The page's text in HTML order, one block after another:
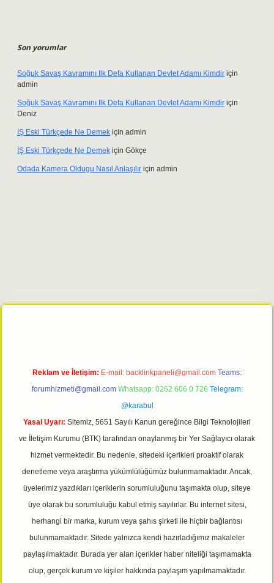
Son yorumlar
Soğuk Savaş Kavramını Ilk Defa Kullanan Devlet Adamı Kimdir için
admin
Soğuk Savaş Kavramını Ilk Defa Kullanan Devlet Adamı Kimdir için
Deniz
İŞ Eski Türkçede Ne Demek için admin
İŞ Eski Türkçede Ne Demek için Gökçe
Odada Kamera Oldugu Nasıl Anlaşılır için admin
Reklam ve İletişim: E-mail: backlinkpaneli@gmail.com Teams:
forumhizmeti@gmail.com Whatsapp: 0262 606 0 726 Telegram:
@karabul
Yasal Uyarı: Sitemiz, 5651 Sayılı Kanun gereğince Bilgi Teknolojileri
ve İletişim Kurumu (BTK) tarafından onaylanmış bir Yer Sağlayıcı olarak
hizmet vermektedir. Bu nedenle, sitedeki içerikleri proaktif olarak
denetleme veya araştırma yükümlülüğümüz bulunmamaktadır. Ancak,
üyelerimiz yazdıkları içeriklerin sorumluluğunu taşımakta olup, siteye
üye olarak bu sorumluluğu kabul etmiş sayılırlar. Bu internet sitesi,
herhangi bir marka, kurum veya şahıs şirketi ile hiçbir bağlantısı
bulunmamaktadır. Sitede yalnızca kendi hazırladığımız makaleler
paylaşılmaktadır. Burada yer alan içerikler haber niteliği taşımamakta
olup, gerçek kurum ve kişiler hakkında paylaşım yapılmamaktadır.